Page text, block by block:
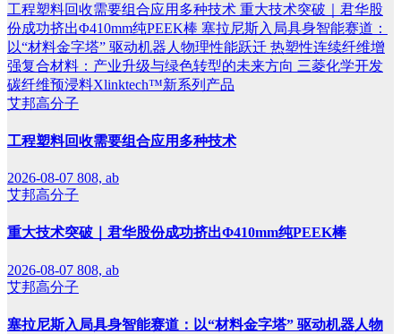
工程塑料回收需要组合应用多种技术 重大技术突破｜君华股
份成功挤出Φ410mm纯PEEK棒 塞拉尼斯入局具身智能赛道：
以“材料金字塔” 驱动机器人物理性能跃迁 热塑性连续纤维增
强复合材料：产业升级与绿色转型的未来方向 三菱化学开发
碳纤维预浸料Xlinktech™新系列产品
艾邦高分子
工程塑料回收需要组合应用多种技术
2026-08-07 808, ab
艾邦高分子
重大技术突破｜君华股份成功挤出Φ410mm纯PEEK棒
2026-08-07 808, ab
艾邦高分子
塞拉尼斯入局具身智能赛道：以“材料金字塔” 驱动机器人物